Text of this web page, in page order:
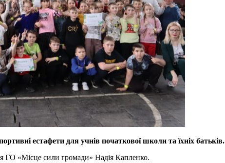
естафети для учнів початкової школи та їхніх батьків.
ГО «Місце сили громади» Надія Капленко.